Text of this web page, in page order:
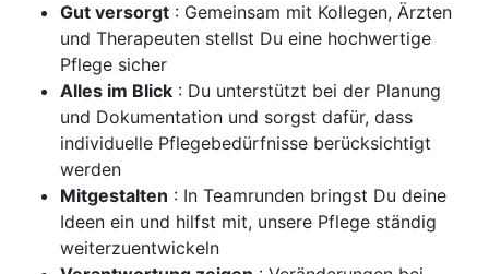
Gut versorgt : Gemeinsam mit Kollegen, Ärzten
und Therapeuten stellst Du eine hochwertige
Pflege sicher
Alles im Blick : Du unterstützt bei der Planung
und Dokumentation und sorgst dafür, dass
individuelle Pflegebedürfnisse berücksichtigt
werden
Mitgestalten : In Teamrunden bringst Du deine
Ideen ein und hilfst mit, unsere Pflege ständig
weiterzuentwickeln